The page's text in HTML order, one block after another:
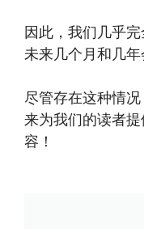
因此，我们几乎
未来几个月和几年
尽管存在这种情
来为我们的读者
容！